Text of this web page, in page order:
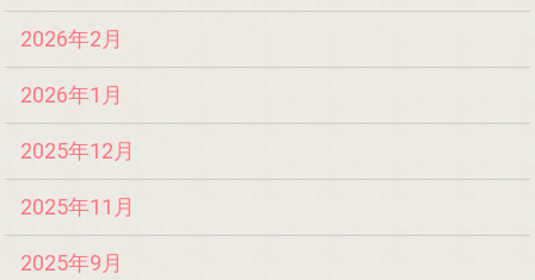
2026年2月
2026年1月
2025年12月
2025年11月
2025年9月